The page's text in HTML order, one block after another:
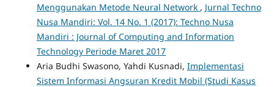
Menggunakan Metode Neural Network , Jurnal Techno
Nusa Mandiri: Vol. 14 No. 1 (2017): Techno Nusa
Mandiri : Journal of Computing and Information
Technology Periode Maret 2017
Aria Budhi Swasono, Yahdi Kusnadi, Implementasi
Sistem Informasi Angsuran Kredit Mobil (Studi Kasus